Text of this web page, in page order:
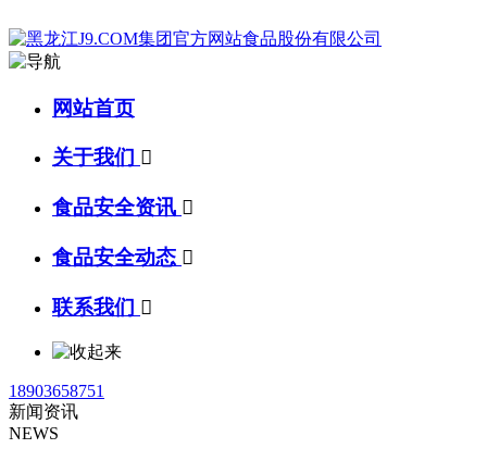
网站首页
关于我们 
食品安全资讯 
食品安全动态 
联系我们 
18903658751
新闻资讯
NEWS